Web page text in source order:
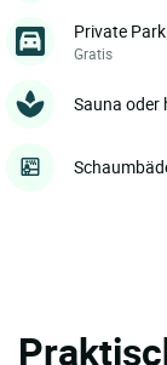
Private
Gratis
Sauna oder